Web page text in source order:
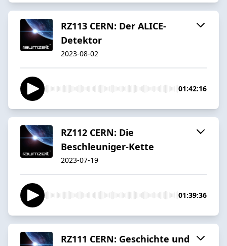
RZ113 CERN: Der ALICE-
Detektor
2023-08-02
01:42:16
RZ112 CERN: Die
Beschleuniger-Kette
2023-07-19
01:39:36
RZ111 CERN: Geschichte und